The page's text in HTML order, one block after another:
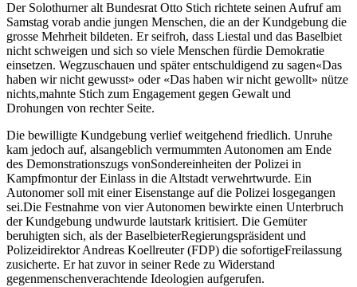
Der Solothurner alt Bundesrat Otto Stich richtete seinen Aufruf am
Samstag vorab andie jungen Menschen, die an der Kundgebung die
grosse Mehrheit bildeten. Er seifroh, dass Liestal und das Baselbiet
nicht schweigen und sich so viele Menschen fürdie Demokratie
einsetzen. Wegzuschauen und später entschuldigend zu sagen«Das
haben wir nicht gewusst» oder «Das haben wir nicht gewollt» nütze
nichts,mahnte Stich zum Engagement gegen Gewalt und
Drohungen von rechter Seite.
Die bewilligte Kundgebung verlief weitgehend friedlich. Unruhe
kam jedoch auf, alsangeblich vermummten Autonomen am Ende
des Demonstrationszugs vonSondereinheiten der Polizei in
Kampfmontur der Einlass in die Altstadt verwehrtwurde. Ein
Autonomer soll mit einer Eisenstange auf die Polizei losgegangen
sei.Die Festnahme von vier Autonomen bewirkte einen Unterbruch
der Kundgebung undwurde lautstark kritisiert. Die Gemüter
beruhigten sich, als der BaselbieterRegierungspräsident und
Polizeidirektor Andreas Koellreuter (FDP) die sofortigeFreilassung
zusicherte. Er hat zuvor in seiner Rede zu Widerstand
gegenmenschenverachtende Ideologien aufgerufen.